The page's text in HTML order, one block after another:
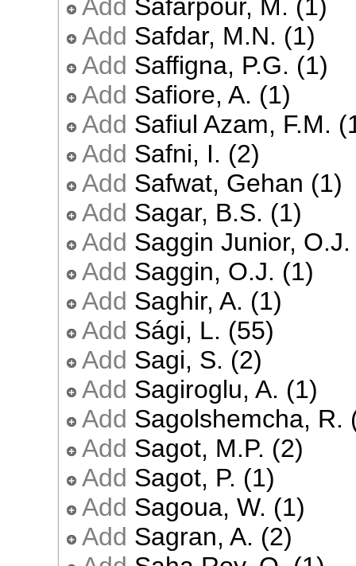
Add Safarpour, M. (1)
Add Safdar, M.N. (1)
Add Saffigna, P.G. (1)
Add Safiore, A. (1)
Add Safiul Azam, F.M.
Add Safni, I. (2)
Add Safwat, Gehan (1)
Add Sagar, B.S. (1)
Add Saggin Junior,
Add Saggin, O.J. (1)
Add Saghir, A. (1)
Add Sági, L. (55)
Add Sagi, S. (2)
Add Sagiroglu, A. (1)
Add Sagolshemcha, R.
Add Sagot, M.P. (2)
Add Sagot, P. (1)
Add Sagoua, W. (1)
Add Sagran, A. (2)